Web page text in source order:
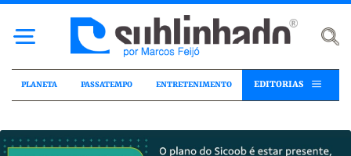
PLANETA PASSATEMPO ENTRETENIMENTO EDITORIAS